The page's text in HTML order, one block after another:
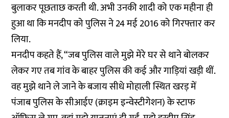
बुलाकर पूछताछ करती थी. अभी उनकी शादी को एक महीना ही
हुआ था कि मनदीप को पुलिस ने 24 मई 2016 को गिरफ्तार कर
लिया.
मनदीप कहते हैं, “जब पुलिस वाले मुझे मेरे घर से थाने बोलकर
लेकर गए तब गांव के बाहर पुलिस की कई और गाड़ियां खड़ी थीं.
वह मुझे थाने ले जाने के बजाय सीधे मोहाली स्थित खरड़ में
पंजाब पुलिस के सीआईए (क्राइम इन्वेस्टीगेशन) के स्टाफ